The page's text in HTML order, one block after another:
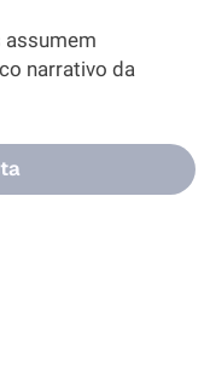
assumem
narrativo da